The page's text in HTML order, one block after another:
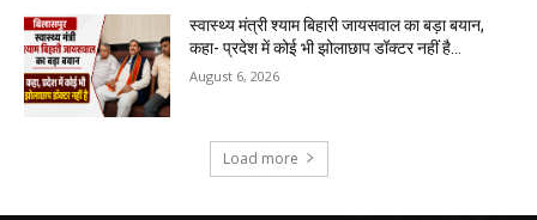
स्वास्थ्य मंत्री श्याम बिहारी जायसवाल का बड़ा बयान,
कहा- प्रदेश में कोई भी झोलाछाप डॉक्टर नहीं है…
August 6, 2026
Load more